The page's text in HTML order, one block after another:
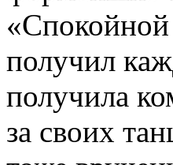
получил
получила
за своих